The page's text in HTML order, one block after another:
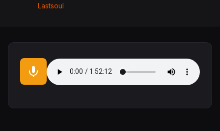
Lastsoul
Audio file